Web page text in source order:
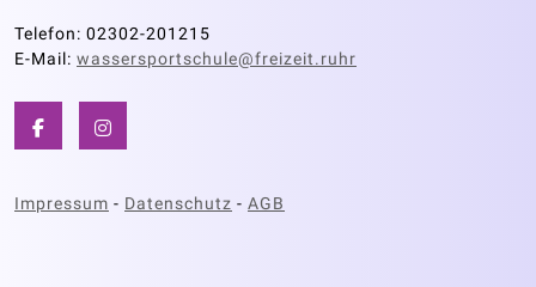
Telefon: 02302-201215
E-Mail: wassersportschule@freizeit.ruhr
Impressum - Datenschutz - AGB